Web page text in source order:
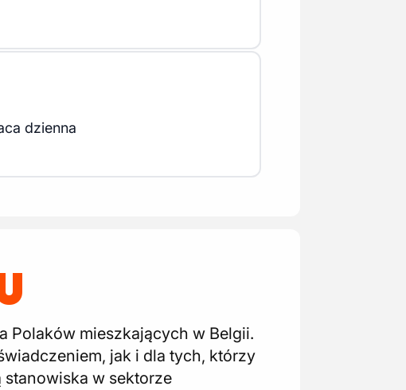
dzienna
Polaków mieszkających w Belgii.
jak i dla tych, którzy
w sektorze